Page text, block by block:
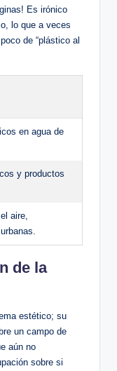
Es irónico
lo que a veces
de “plástico al
en agua de
y productos
aire,
de la
estético; su
un campo de
aún no
sobre si